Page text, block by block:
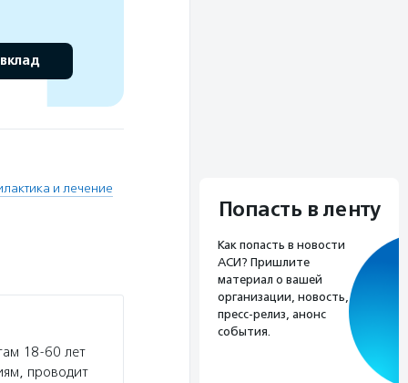
и лечение
18-60 лет
проводит
Попасть в ленту
Как попасть в новости
АСИ? Пришлите
материал о вашей
организации, новость,
пресс-релиз, анонс
события.